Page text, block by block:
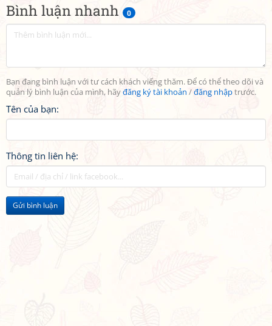
Bình luận nhanh 0
Bạn đang bình luận với tư cách khách viếng thăm. Để có thể theo dõi và
quản lý bình luận của mình, hãyđăng ký tài khoản /đăng nhậptrước.
Tên của bạn:
Thông tin liên hệ:
Gửi bình luận